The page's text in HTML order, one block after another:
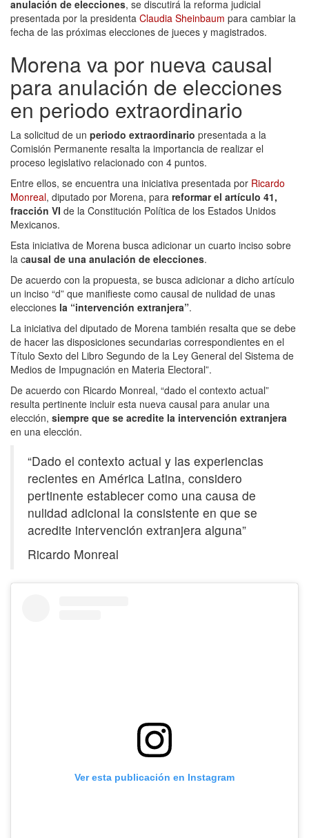
anulación de elecciones, se discutirá la reforma judicial
presentada por la presidenta Claudia Sheinbaum para cambiar la
fecha de las próximas elecciones de jueces y magistrados.
Morena va por nueva causal
para anulación de elecciones
en periodo extraordinario
La solicitud de un periodo extraordinario presentada a la
Comisión Permanente resalta la importancia de realizar el
proceso legislativo relacionado con 4 puntos.
Entre ellos, se encuentra una iniciativa presentada por Ricardo
Monreal, diputado por Morena, para reformar el artículo 41,
fracción VI de la Constitución Política de los Estados Unidos
Mexicanos.
Esta iniciativa de Morena busca adicionar un cuarto inciso sobre
la causal de una anulación de elecciones.
De acuerdo con la propuesta, se busca adicionar a dicho artículo
un inciso “d” que manifieste como causal de nulidad de unas
elecciones la “intervención extranjera”.
La iniciativa del diputado de Morena también resalta que se debe
de hacer las disposiciones secundarias correspondientes en el
Título Sexto del Libro Segundo de la Ley General del Sistema de
Medios de Impugnación en Materia Electoral”.
De acuerdo con Ricardo Monreal, “dado el contexto actual”
resulta pertinente incluir esta nueva causal para anular una
elección, siempre que se acredite la intervención extranjera
en una elección.
“Dado el contexto actual y las experiencias
recientes en América Latina, considero
pertinente establecer como una causa de
nulidad adicional la consistente en que se
acredite intervención extranjera alguna”
Ricardo Monreal
Ver esta publicación en Instagram